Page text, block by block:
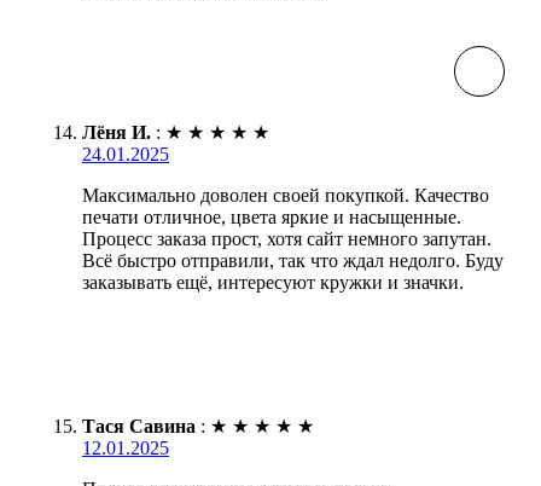
Лёня И. : ★ ★ ★ ★ ★
24.01.2025
Максимально доволен своей покупкой. Качество
печати отличное, цвета яркие и насыщенные.
Процесс заказа прост, хотя сайт немного запутан.
Всё быстро отправили, так что ждал недолго. Буду
заказывать ещё, интересуют кружки и значки.
Тася Савина : ★ ★ ★ ★ ★
12.01.2025